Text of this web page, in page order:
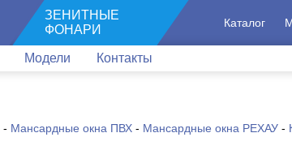
ЗЕНИТНЫЕ
ФОНАРИ
Каталог
Модели Контакты
- Мансардные окна ПВХ - Мансардные окна РЕХАУ -